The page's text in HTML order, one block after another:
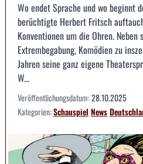
Wo endet Sprache und wo beginnt
berüchtigte Herbert Fritsch
Konventionen um die Ohren. Neben
Extrembegabung, Komödien zu
Jahren seine ganz eigene
W...
Veröffentlichungsdatum:28.10.2025
Kategorien:Schauspiel News